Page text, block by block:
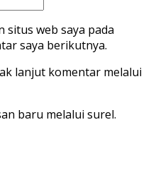
situs web saya pada
saya berikutnya.
lanjut komentar melalui
baru melalui surel.